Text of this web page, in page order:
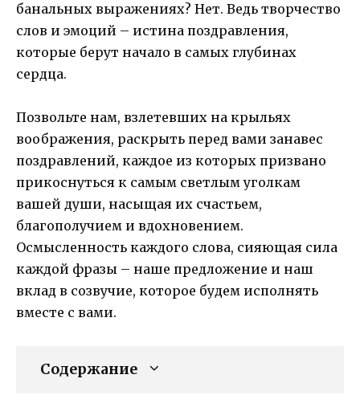
банальных выражениях? Нет. Ведь творчество
слов и эмоций – истина поздравления,
которые берут начало в самых глубинах
сердца.
Позвольте нам, взлетевших на крыльях
воображения, раскрыть перед вами занавес
поздравлений, каждое из которых призвано
прикоснуться к самым светлым уголкам
вашей души, насыщая их счастьем,
благополучием и вдохновением.
Осмысленность каждого слова, сияющая сила
каждой фразы – наше предложение и наш
вклад в созвучие, которое будем исполнять
вместе с вами.
Содержание